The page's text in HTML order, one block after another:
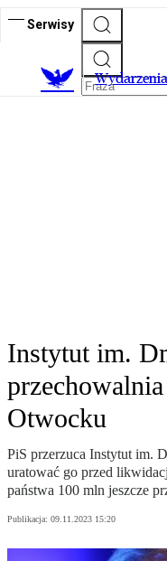
Serwisy
Wydarzenia
Instytut im.
Otwocku
PiS przerzuca Instytut im.
uratować go przed
państwa 100 mln jeszcze
Publikacja: 09.11.2023 15:20